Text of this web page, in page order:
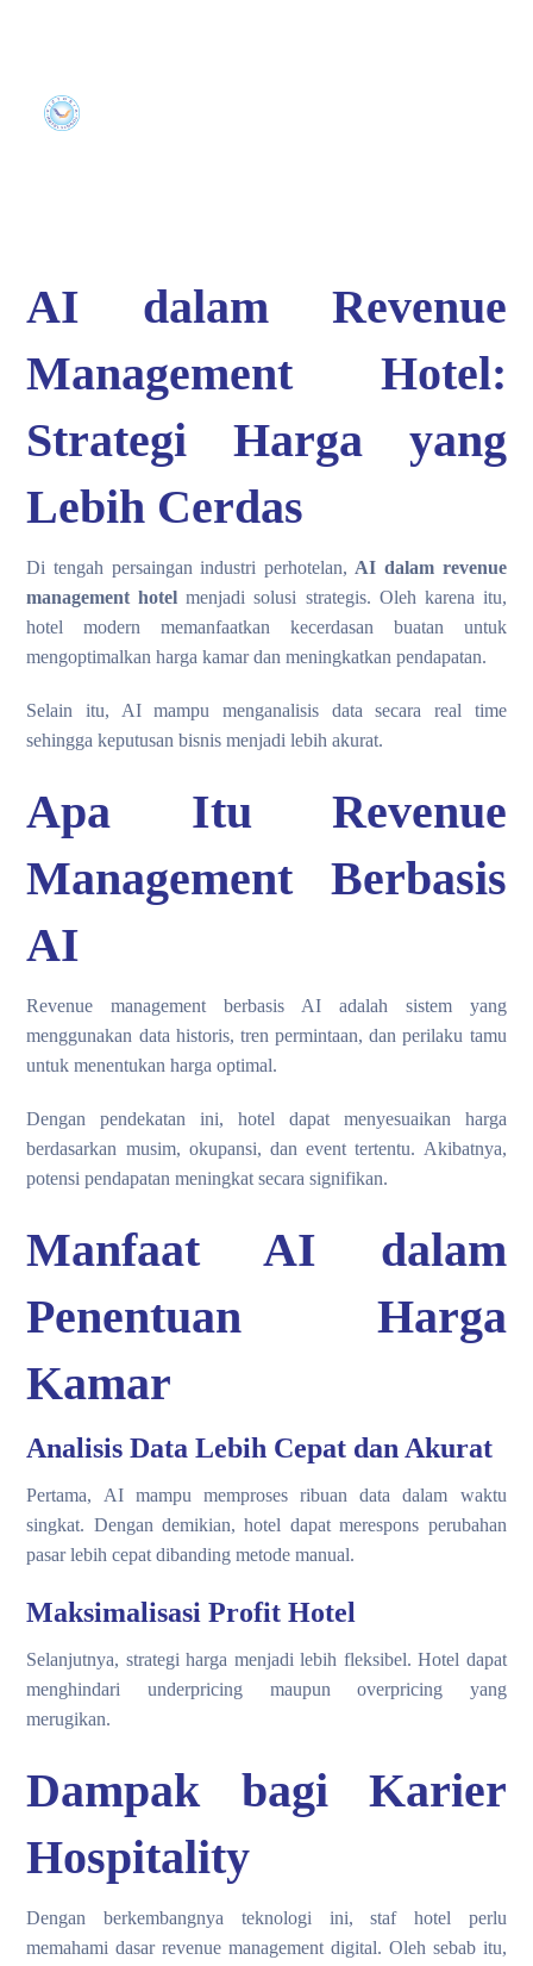
AI dalam Revenue
Management Hotel:
Strategi Harga yang
Lebih Cerdas
Di tengah persaingan industri perhotelan, AI dalam revenue
management hotel menjadi solusi strategis. Oleh karena itu,
hotel modern memanfaatkan kecerdasan buatan untuk
mengoptimalkan harga kamar dan meningkatkan pendapatan.
Selain itu, AI mampu menganalisis data secara real time
sehingga keputusan bisnis menjadi lebih akurat.
Apa Itu Revenue
Management Berbasis
AI
Revenue management berbasis AI adalah sistem yang
menggunakan data historis, tren permintaan, dan perilaku tamu
untuk menentukan harga optimal.
Dengan pendekatan ini, hotel dapat menyesuaikan harga
berdasarkan musim, okupansi, dan event tertentu. Akibatnya,
potensi pendapatan meningkat secara signifikan.
Manfaat AI dalam
Penentuan Harga
Kamar
Analisis Data Lebih Cepat dan Akurat
Pertama, AI mampu memproses ribuan data dalam waktu
singkat. Dengan demikian, hotel dapat merespons perubahan
pasar lebih cepat dibanding metode manual.
Maksimalisasi Profit Hotel
Selanjutnya, strategi harga menjadi lebih fleksibel. Hotel dapat
menghindari underpricing maupun overpricing yang
merugikan.
Dampak bagi Karier
Hospitality
Dengan berkembangnya teknologi ini, staf hotel perlu
memahami dasar revenue management digital. Oleh sebab itu,